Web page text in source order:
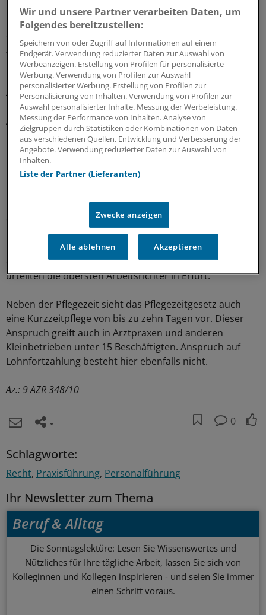
Nach einigen Monaten ergab sich im Dezember 2009
Antrag auf erneute Pflegezeit lehnte sein Chef aber ab.
Das BAG gab dem Arbeitgeber nun recht. Zwar bestehe
Anspruch auf Pflegezeit für bis zu sechs Monate. Sie
könne aber nur einmal für jeden pflegebedürftigen
Angehörigen eingefordert werden.
Kurzzeitpflege von zehn Tagen
Dabei auch die Dauer der Pflegezeit zu bestimmen, sei
Habe er Zeitpunkt und Dauer erklärt, sei dieses Recht
"Dies gilt selbst dann, wenn die genommene Pflegezeit
die Höchstdauer von sechs Monaten unterschreitet",
urteilten die obersten Arbeitsrichter in Erfurt.
Neben der Pflegezeit sieht das Pflegezeitgesetz auch
eine Kurzzeitpflege von bis zu zehn Tagen vor. Dieser
Anspruch greift auch in Arztpraxen und anderen
Kleinbetrieben unter 15 Beschäftigten. Anspruch auf
Lohnfortzahlung besteht hier ebenfalls nicht.
Az.: 9 AZR 348/10
0
Schlagworte:
Recht Praxisführung Personalführung
Ihr Newsletter zum Thema
Beruf & Alltag
Die Sonntagslektüre: Lesen Sie Wissenswertes und
Nützliches für Ihre tägliche Arbeit, lassen Sie sich von
Kolleginnen und Kollegen inspirieren - und seien Sie immer
einen Schritt voraus.
Wir und unsere Partner verarbeiten Daten, um
Folgendes bereitzustellen:
Speichern von oder Zugriff auf Informationen auf einem
Endgerät. Verwendung reduzierter Daten zur Auswahl von
Werbeanzeigen. Erstellung von Profilen für personalisierte
Werbung. Verwendung von Profilen zur Auswahl
personalisierter Werbung. Erstellung von Profilen zur
Personalisierung von Inhalten. Verwendung von Profilen zur
Auswahl personalisierter Inhalte. Messung der Werbeleistung.
Messung der Performance von Inhalten. Analyse von
Zielgruppen durch Statistiken oder Kombinationen von Daten
aus verschiedenen Quellen. Entwicklung und Verbesserung der
Angebote. Verwendung reduzierter Daten zur Auswahl von
Inhalten.
Liste der Partner (Lieferanten)
Zwecke anzeigen
Alle ablehnen Akzeptieren